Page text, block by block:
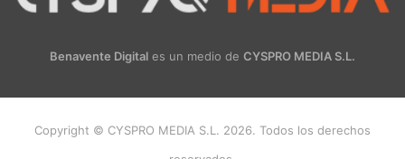
Benavente Digital es un medio de CYSPRO MEDIA S.L.
Copyright © CYSPRO MEDIA S.L. 2026. Todos los derechos